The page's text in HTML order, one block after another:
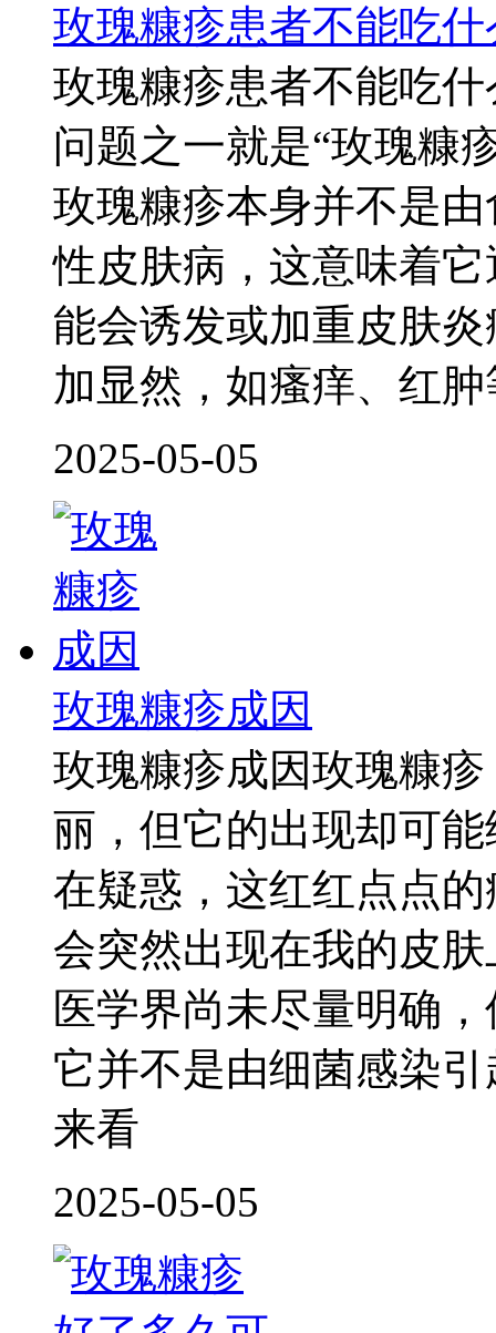
玫瑰糠疹患者不能吃什
玫瑰糠疹患者不能吃
问题之一就是“玫瑰糠
玫瑰糠疹本身并不是
性皮肤病，这意味着
能会诱发或加重皮肤
加显然，如瘙痒、红
2025-05-05
玫瑰糠疹成因
玫瑰糠疹成因玫瑰糠
丽，但它的出现却可
在疑惑，这红红点点
会突然出现在我的皮
医学界尚未尽量明确
它并不是由细菌感染
来看
2025-05-05